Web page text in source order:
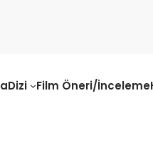
Dizi Film Öneri/İnceleme